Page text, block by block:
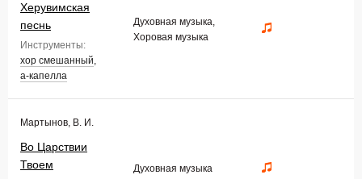
Херувимская
песнь
Инструменты:
хор смешанный,
а-капелла
Духовная музыка,
Хоровая музыка
Мартынов, В. И.
Во Царствии
Твоем
Духовная музыка